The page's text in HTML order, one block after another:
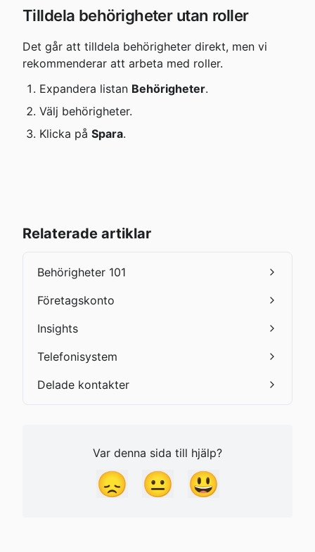
Tilldela behörigheter utan roller
Det går att tilldela behörigheter direkt, men vi
rekommenderar att arbeta med roller.
Expandera listan Behörigheter.
Välj behörigheter.
Klicka på Spara.
Relaterade artiklar
Behörigheter 101
Företagskonto
Insights
Telefonisystem
Delade kontakter
Var denna sida till hjälp?
😞 😐 😃